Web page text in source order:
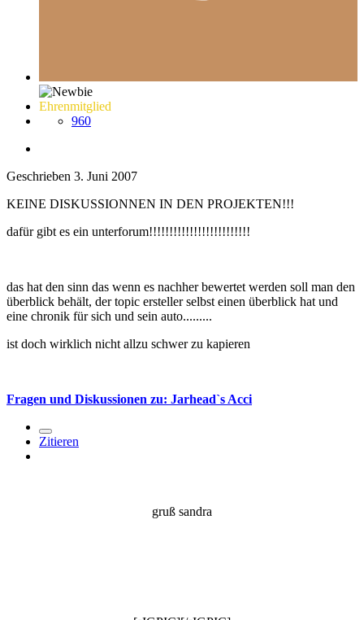
Ehrenmitglied
960
Geschrieben 3. Juni 2007
KEINE DISKUSSIONNEN IN DEN PROJEKTEN!!!
dafür gibt es ein unterforum!!!!!!!!!!!!!!!!!!!!!!!!!
das hat den sinn das wenn es nachher bewertet werden soll man den
überblick behält, der topic ersteller selbst einen überblick hat und
eine chronik für sich und sein auto.........
ist doch wirklich nicht allzu schwer zu kapieren
Fragen und Diskussionen zu: Jarhead`s Acci
Zitieren
gruß sandra